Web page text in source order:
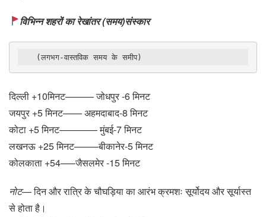
विभिन्न शहरों का रेखांतर (समय)संस्कार
   (लगभग-वास्तविक समय के समीप)
दिल्ली +10मिनट——— जोधपुर -6 मिनट
जयपुर +5 मिनट—— अहमदाबाद-8 मिनट
कोटा +5 मिनट———— मुंबई-7 मिनट
लखनऊ +25 मिनट——–बीकानेर-5 मिनट
कोलकाता +54—–जैसलमेर -15 मिनट
नोट— दिन और रात्रि के चौघड़िया का आरंभ क्रमशः सूर्योदय और सूर्यास्त
से होता है।